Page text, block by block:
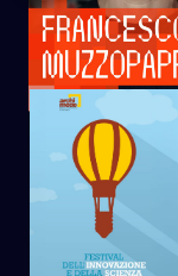
Edizioni
Dai uno
passate